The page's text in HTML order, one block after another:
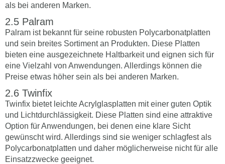
als bei anderen Marken.
Palram
Palram ist bekannt für seine robusten Polycarbonatplatten
und sein breites Sortiment an Produkten. Diese Platten
bieten eine ausgezeichnete Haltbarkeit und eignen sich für
eine Vielzahl von Anwendungen. Allerdings können die
Preise etwas höher sein als bei anderen Marken.
Twinfix
Twinfix bietet leichte Acrylglasplatten mit einer guten Optik
und Lichtdurchlässigkeit. Diese Platten sind eine attraktive
Option für Anwendungen, bei denen eine klare Sicht
gewünscht wird. Allerdings sind sie weniger schlagfest als
Polycarbonatplatten und daher möglicherweise nicht für alle
Einsatzzwecke geeignet.